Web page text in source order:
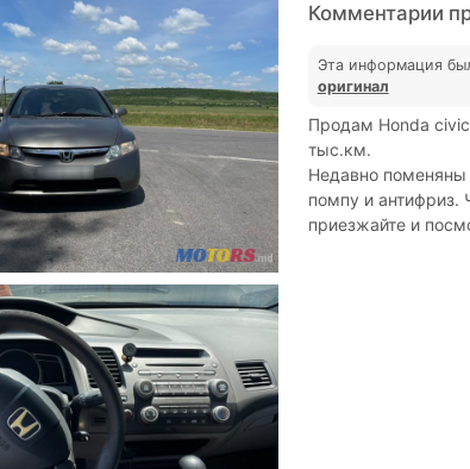
Комментарии
Эта информация
оригинал
Продам Honda
тыс.км.
Недавно
помпу и антифриз.
приезжайте и